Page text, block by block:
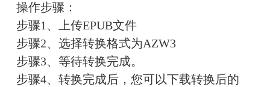
操作步骤：
步骤1、上传EPUB文件
步骤2、选择转换格式为AZW3
步骤3、等待转换完成。
步骤4、转换完成后，您可以下载转换后的